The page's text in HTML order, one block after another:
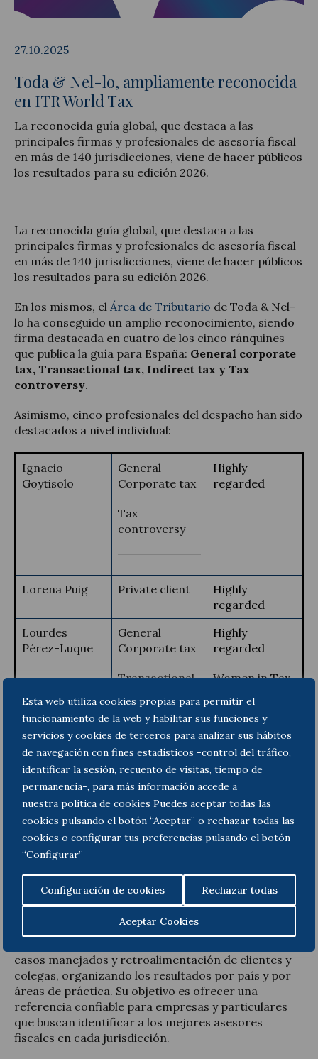
Esta web utiliza cookies propias para permitir el
funcionamiento de la web y habilitar sus funciones y
servicios y cookies de terceros para analizar sus hábitos
de navegación con fines estadísticos -control del tráfico,
identificar la sesión, recuento de visitas, tiempo de
permanencia-, para más información accede a
nuestra politica de cookies Puedes aceptar todas las
cookies pulsando el botón “Aceptar” o rechazar todas las
cookies o configurar tus preferencias pulsando el botón
“Configurar”
Configuración de cookies Rechazar todas
Aceptar Cookies
Actualidad jurídica
Notícias y artículos
27.10.2025
Toda & Nel-lo, ampliamente reconocida
en ITR World Tax
La reconocida guía global, que destaca a las
principales firmas y profesionales de asesoría fiscal
en más de 140 jurisdicciones, viene de hacer públicos
los resultados para su edición 2026.
La reconocida guía global, que destaca a las
principales firmas y profesionales de asesoría fiscal
en más de 140 jurisdicciones, viene de hacer públicos
los resultados para su edición 2026.
En los mismos, el Área de Tributario de Toda & Nel-
lo ha conseguido un amplio reconocimiento, siendo
firma destacada en cuatro de los cinco ránquines
que publica la guía para España: General corporate
tax, Transactional tax, Indirect tax y Tax
controversy.
Asimismo, cinco profesionales del despacho han sido
destacados a nivel individual:
Ignacio
Goytisolo
General
Corporate tax
Tax
controversy
Highly
regarded
Lorena Puig Private client
Highly
regarded
Lourdes
Pérez-Luque
General
Corporate tax
Transactional
Highly
regarded
Women in Tax
Francisco
Chamorro
General
Corporate tax
Tax
controversy
Highly
regarded
Javier Gómez
General
Corporate tax
Notable
practitioner
ITR World Tax elabora sus rankings teniendo en
casos manejados y retroalimentación de clientes y
colegas, organizando los resultados por país y por
áreas de práctica. Su objetivo es ofrecer una
referencia confiable para empresas y particulares
que buscan identificar a los mejores asesores
fiscales en cada jurisdicción.